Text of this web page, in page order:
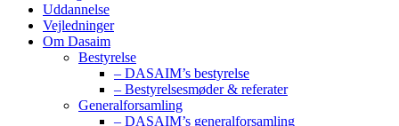
Uddannelse
Vejledninger
Om Dasaim
Bestyrelse
– DASAIM’s bestyrelse
– Bestyrelsesmøder & referater
Generalforsamling
– DASAIM’s generalforsamling